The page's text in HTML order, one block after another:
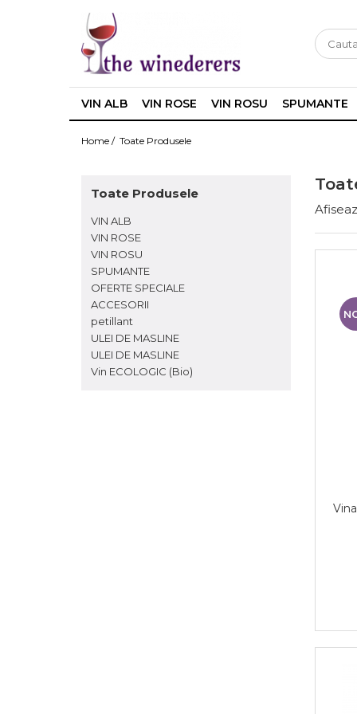
VIN ALB VIN ROSE VIN ROSU SPUMANTE
Home / Toate Produsele
Toate Produsele
VIN ALB
VIN ROSE
VIN ROSU
SPUMANTE
OFERTE SPECIALE
ACCESORII
petillant
ULEI DE MASLINE
ULEI DE MASLINE
Vin ECOLOGIC (Bio)